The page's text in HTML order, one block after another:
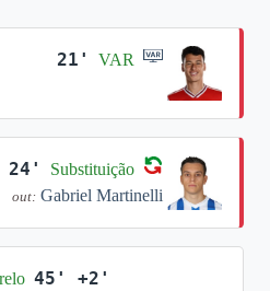
21' VAR
24' Substituição
out: Gabriel Martinelli
45' +2'